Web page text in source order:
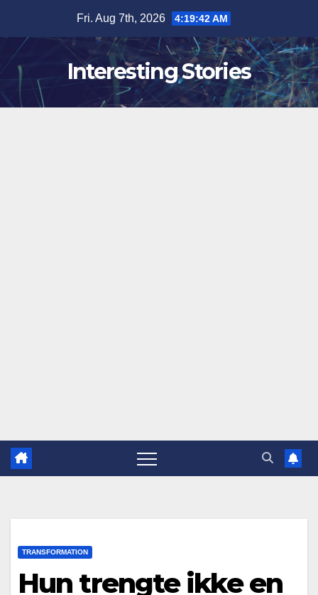
content
Fri. Aug 7th, 2026 4:19:43 AM
Interesting Stories
TRANSFORMATION
Hun trengte ikke en